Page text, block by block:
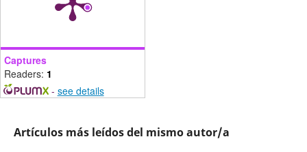
Captures
Readers: 1
- see details
Artículos más leídos del mismo autor/a